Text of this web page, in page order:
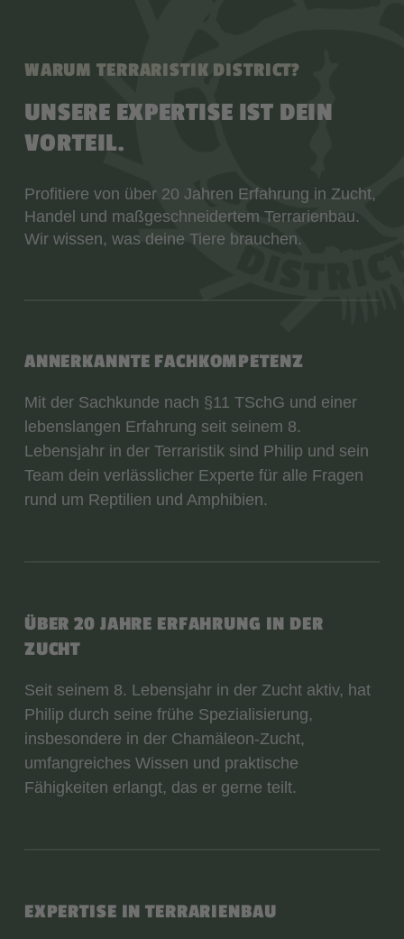
WARUM TERRARISTIK DISTRICT?
UNSERE EXPERTISE IST DEIN
VORTEIL.
Profitiere von über 20 Jahren Erfahrung in Zucht,
Handel und maßgeschneidertem Terrarienbau.
Wir wissen, was deine Tiere brauchen.
ANNERKANNTE FACHKOMPETENZ
Mit der Sachkunde nach §11 TSchG und einer
lebenslangen Erfahrung seit seinem 8.
Lebensjahr in der Terraristik sind Philip und sein
Team dein verlässlicher Experte für alle Fragen
rund um Reptilien und Amphibien.
ÜBER 20 JAHRE ERFAHRUNG IN DER
ZUCHT
Seit seinem 8. Lebensjahr in der Zucht aktiv, hat
Philip durch seine frühe Spezialisierung,
insbesondere in der Chamäleon-Zucht,
umfangreiches Wissen und praktische
Fähigkeiten erlangt, das er gerne teilt.
EXPERTISE IN TERRARIENBAU